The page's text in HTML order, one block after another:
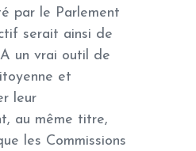
par le Parlement
serait ainsi de
un vrai outil de
et
leur
au même titre,
les Commissions